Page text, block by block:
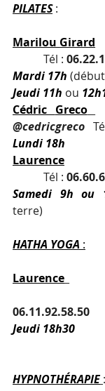
PILATES :
Marilou Girard
Tél :
Mardi 17h
Jeudi 11h ou
Cédric Greco
@cedricgreco
Lundi 18h
Laurence
Tél :
Samedi 9h ou
terre)
HATHA YOGA :
Laurence
06.11.92.58.50
Jeudi 18h30
HYPNOTHÉRAPIE :